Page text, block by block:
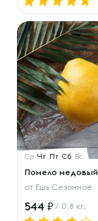
Ср Чт Пт Сб Вс
Помело медовый
от Ешь Сезонное
544 / 0,8 кг.